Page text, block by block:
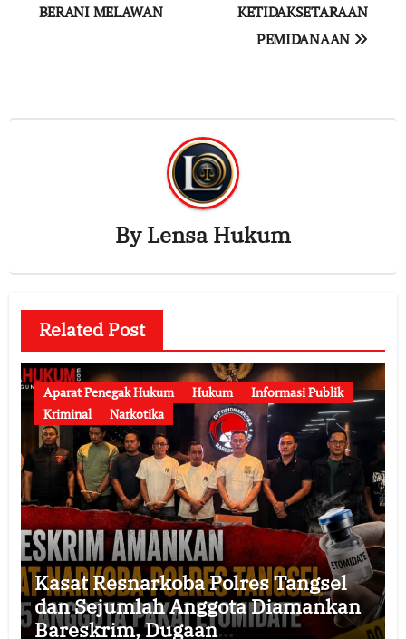
BERANI MELAWAN
KETIDAKSETARAAN
PEMIDANAAN
ByLensa Hukum
Related Post
Aparat Penegak Hukum Hukum
Informasi Publik
Kriminal
Narkotika
Kasat Resnarkoba Polres Tangsel
dan Sejumlah Anggota Diamankan
Bareskrim, Dugaan